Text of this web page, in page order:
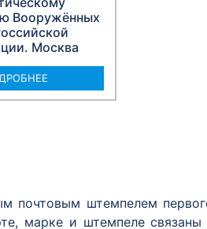
Вооружённых
Москва
почтовым штемпелем
марке и штемпеле